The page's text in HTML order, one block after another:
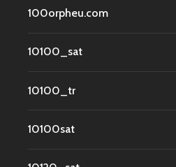
100orpheu.com
10100_sat
10100_tr
10100sat